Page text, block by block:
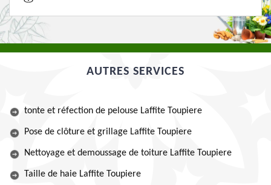
AUTRES SERVICES
tonte et réfection de pelouse Laffite Toupiere
Pose de clôture et grillage Laffite Toupiere
Nettoyage et demoussage de toiture Laffite Toupiere
Taille de haie Laffite Toupiere